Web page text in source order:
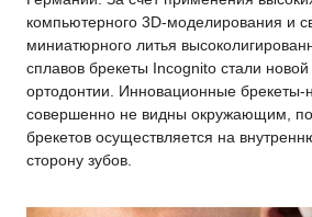
компьютерного 3D-моделирования и
миниатюрного литья
сплавов брекеты Incognito стали
ортодонтии. Инновационные брекеты-
совершенно не видны окружающим,
брекетов осуществляется на
сторону зубов.